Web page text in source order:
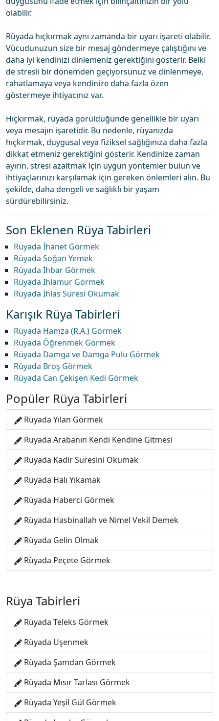
olabilir.
Rüyada hıçkırmak aynı zamanda bir uyarı işareti olabilir.
Vücudunuzun size bir mesaj göndermeye çalıştığını ve
daha iyi kendinizi dinlemeniz gerektiğini gösterir. Belki
de stresli bir dönemden geçiyorsunuz ve dinlenmeye,
rahatlamaya veya kendinize daha fazla özen
göstermeye ihtiyacınız var.
Hıçkırmak, rüyada görüldüğünde genellikle bir uyarı
veya mesajın işaretidir. Bu nedenle, rüyanızda
hıçkırmak, duygusal veya fiziksel sağlığınıza daha fazla
dikkat etmeniz gerektiğini gösterir. Kendinize zaman
ayırın, stresi azaltmak için uygun yöntemler bulun ve
ihtiyaçlarınızı karşılamak için gereken önlemleri alın. Bu
şekilde, daha dengeli ve sağlıklı bir yaşam
sürdürebilirsiniz.
Son Eklenen Rüya Tabirleri
Rüyada İhanet Görmek
Rüyada Soğan Yemek
Rüyada İhbar Görmek
Rüyada Ihlamur Görmek
Rüyada İhlas Suresi Okumak
Karışık Rüya Tabirleri
Rüyada Hamza (R.A.) Görmek
Rüyada Öğrenmek Görmek
Rüyada Damga ve Damga Pulu Görmek
Rüyada Broş Görmek
Rüyada Can Çekişen Kedi Görmek
Popüler Rüya Tabirleri
Rüyada Yılan Görmek
Rüyada Arabanın Kendi Kendine Gitmesi
Rüyada Kadir Suresini Okumak
Rüyada Halı Yıkamak
Rüyada Haberci Görmek
Rüyada Hasbinallah ve Nimel Vekil Demek
Rüyada Gelin Olmak
Rüyada Peçete Görmek
Rüya Tabirleri
Rüyada Teleks Görmek
Rüyada Üşenmek
Rüyada Şamdan Görmek
Rüyada Mısır Tarlası Görmek
Rüyada Yeşil Gül Görmek